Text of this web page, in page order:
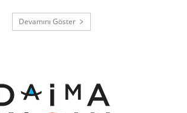
Devamını Göster